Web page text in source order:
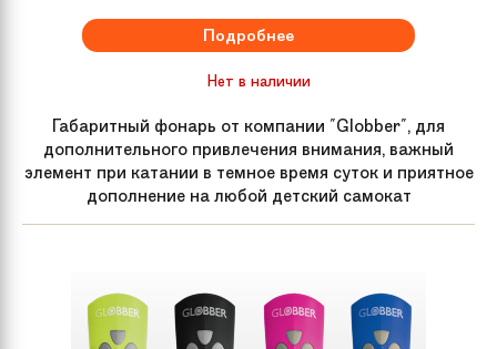
Подробнее
Нет в наличии
Габаритный фонарь от компании "Globber", для
дополнительного привлечения внимания, важный
элемент при катании в темное время суток и приятное
дополнение на любой детский самокат